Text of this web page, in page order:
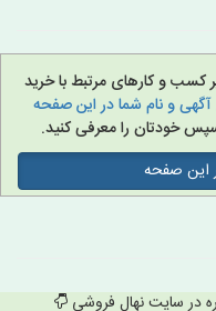
کسب و کارهای مرتبط با خرید
و نام شما در این صفحه
خودتان را معرفی کنید.
این صفحه
در سایت نهال فروشی